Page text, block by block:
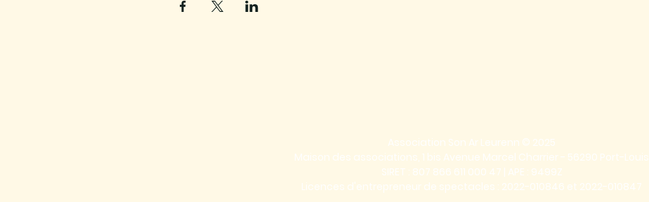
Association Son Ar Leurenn © 2025
Maison des associations, 1 bis Avenue Marcel Charrier - 56290 Port-Louis
SIRET : 807 866 611 000 47 | APE : 9499Z
Licences d'entrepreneur de spectacles : 2022-010846 et 2022-010847